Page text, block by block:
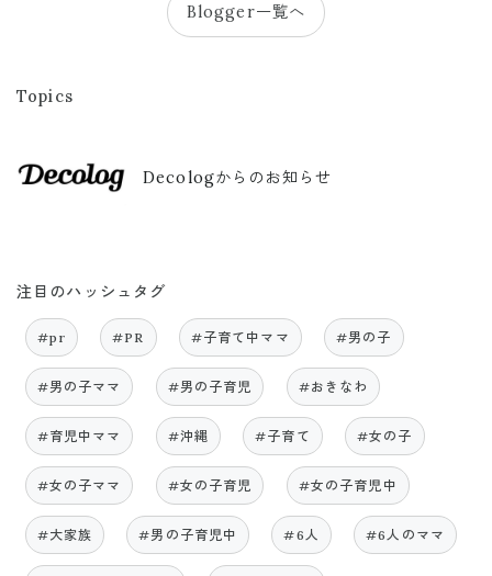
Blogger一覧へ
Topics
Decologからのお知らせ
注目のハッシュタグ
#pr #PR #子育て中ママ #男の子
#男の子ママ #男の子育児 #おきなわ
#育児中ママ #沖縄 #子育て #女の子
#女の子ママ #女の子育児 #女の子育児中
#大家族 #男の子育児中 #6人 #6人のママ